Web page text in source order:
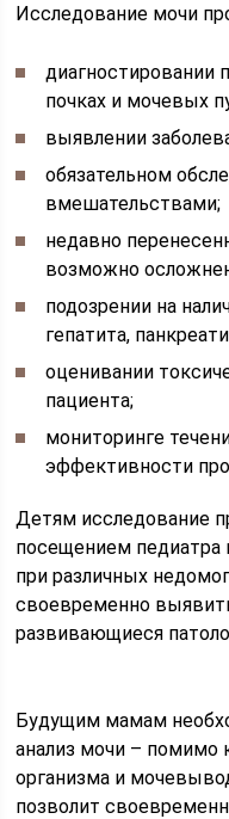
Исследование мочи
диагностировании
почках и мочевых
выявлении
обязательном
вмешательствами;
недавно
возможно
подозрении на
гепатита,
оценивании
пациента;
мониторинге
эффективности
Детям исследование
посещением педиатра
при различных
своевременно
развивающиеся
Будущим мамам
анализ мочи – помимо
организма и
позволит